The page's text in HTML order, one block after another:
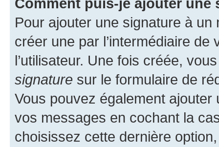
Pour ajouter une signature à un
créer une par l’intermédiaire
l’utilisateur. Une fois créée,
signature sur le formulaire de
Vous pouvez également
vos messages en cochant la
choisissez cette dernière